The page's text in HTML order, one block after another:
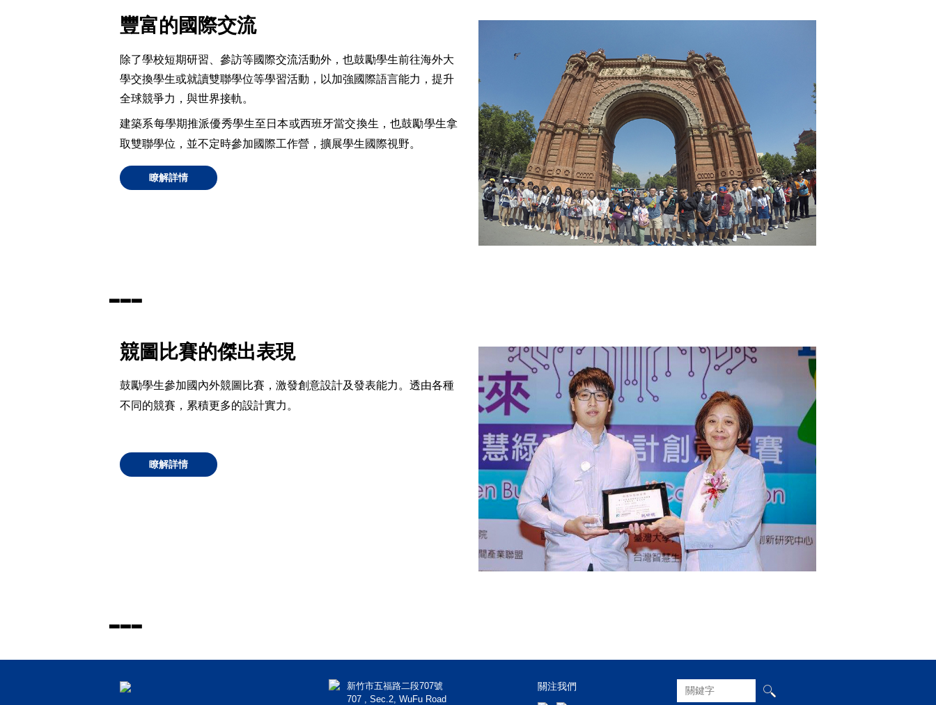
豐富的國際交流
除了學校短期研習、參訪等國際交流活動外，也鼓勵學生前往海外大
學交換學生或就讀雙聯學位等學習活動，以加強國際語言能力，提升
全球競爭力，與世界接軌。
建築系每學期推派優秀學生至日本或西班牙當交換生，也鼓勵學生拿
取雙聯學位，並不定時參加國際工作營，擴展學生國際視野。
瞭解詳情
▃▃▃
競圖比賽的傑出表現
鼓勵學生參加國內外競圖比賽，激發創意設計及發表能力。透由各種
不同的競賽 ，累積更多的設計實力 。
瞭解詳情
▃▃▃
新竹市五福路二段707號
707 , Sec.2, WuFu Road
關注我們